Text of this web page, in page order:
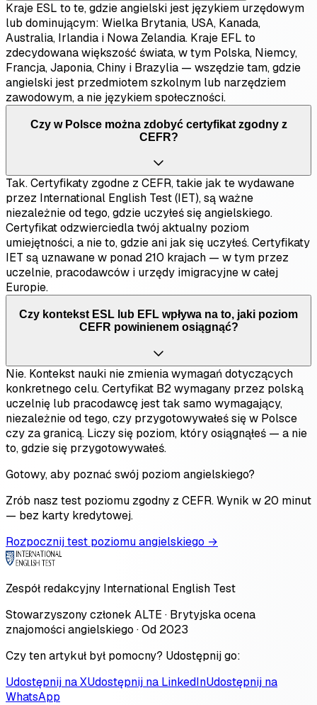
Kraje ESL to te, gdzie angielski jest językiem urzędowym
lub dominującym: Wielka Brytania, USA, Kanada,
Australia, Irlandia i Nowa Zelandia. Kraje EFL to
zdecydowana większość świata, w tym Polska, Niemcy,
Francja, Japonia, Chiny i Brazylia — wszędzie tam, gdzie
angielski jest przedmiotem szkolnym lub narzędziem
zawodowym, a nie językiem społeczności.
Czy w Polsce można zdobyć certyfikat zgodny z
CEFR?
Tak. Certyfikaty zgodne z CEFR, takie jak te wydawane
przez International English Test (IET), są ważne
niezależnie od tego, gdzie uczyłeś się angielskiego.
Certyfikat odzwierciedla twój aktualny poziom
umiejętności, a nie to, gdzie ani jak się uczyłeś. Certyfikaty
IET są uznawane w ponad 210 krajach — w tym przez
uczelnie, pracodawców i urzędy imigracyjne w całej
Europie.
Czy kontekst ESL lub EFL wpływa na to, jaki poziom
CEFR powinienem osiągnąć?
Nie. Kontekst nauki nie zmienia wymagań dotyczących
konkretnego celu. Certyfikat B2 wymagany przez polską
uczelnię lub pracodawcę jest tak samo wymagający,
niezależnie od tego, czy przygotowywałeś się w Polsce
czy za granicą. Liczy się poziom, który osiągnąłeś — a nie
to, gdzie się przygotowywałeś.
Gotowy, aby poznać swój poziom angielskiego?
Zrób nasz test poziomu zgodny z CEFR. Wynik w 20 minut
— bez karty kredytowej.
Rozpocznij test poziomu angielskiego →
Zespół redakcyjny International English Test
Stowarzyszony członek ALTE · Brytyjska ocena
znajomości angielskiego · Od 2023
Czy ten artykuł był pomocny? Udostępnij go:
Udostępnij na XUdostępnij na LinkedInUdostępnij na
WhatsApp